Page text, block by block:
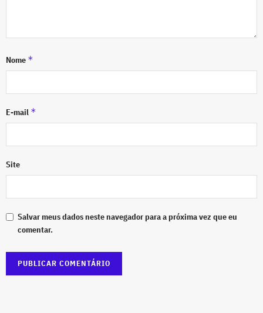
Nome *
E-mail *
Site
Salvar meus dados neste navegador para a próxima vez que eu
comentar.